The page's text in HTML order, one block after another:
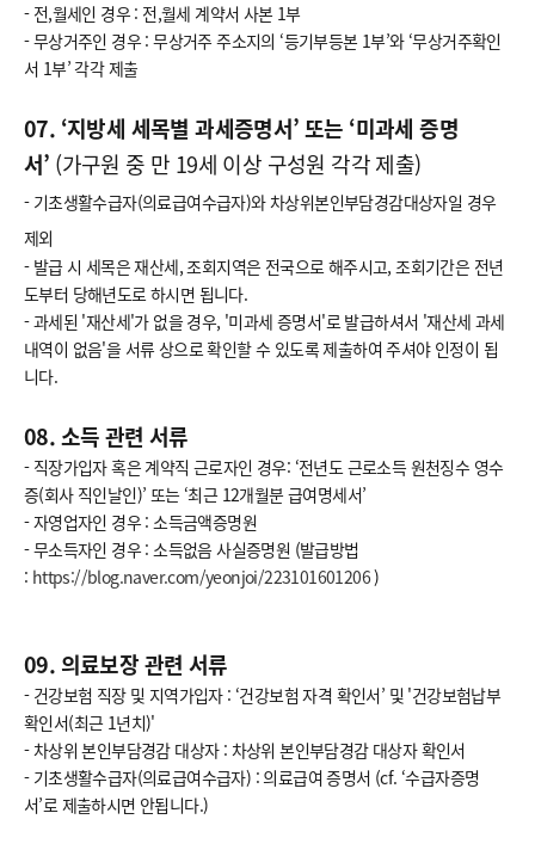
- 전,월세인 경우 : 전,월세 계약서 사본 1부
- 무상거주인 경우 : 무상거주 주소지의 ‘등기부등본 1부’와 ‘무상거주확인
서 1부’ 각각 제출
07. ‘지방세 세목별 과세증명서’ 또는 ‘미과세 증명
서’ (가구원 중 만 19세 이상 구성원 각각 제출)
- 기초생활수급자(의료급여수급자)와 차상위본인부담경감대상자일 경우
제외
- 발급 시 세목은 재산세, 조회지역은 전국으로 해주시고, 조회기간은 전년
도부터 당해년도로 하시면 됩니다.
- 과세된 '재산세'가 없을 경우, '미과세 증명서'로 발급하셔서 '재산세 과세
내역이 없음'을 서류 상으로 확인할 수 있도록 제출하여 주셔야 인정이 됩
니다.
08. 소득 관련 서류
- 직장가입자 혹은 계약직 근로자인 경우: ‘전년도 근로소득 원천징수 영수
증(회사 직인날인)’ 또는 ‘최근 12개월분 급여명세서’
- 자영업자인 경우 : 소득금액증명원
- 무소득자인 경우 : 소득없음 사실증명원 (발급방법
: https://blog.naver.com/yeonjoi/223101601206)
09. 의료보장 관련 서류
- 건강보험 직장 및 지역가입자 : ‘건강보험 자격 확인서’ 및 '건강보험납부
확인서(최근 1년치)'
- 차상위 본인부담경감 대상자 : 차상위 본인부담경감 대상자 확인서
- 기초생활수급자(의료급여수급자) : 의료급여 증명서 (cf. ‘수급자증명
서’로 제출하시면 안됩니다.)